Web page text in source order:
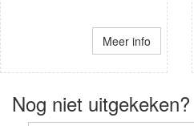
Meer info
Nog niet uitgekeken?